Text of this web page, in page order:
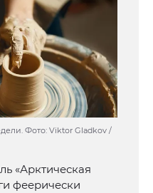
Фото: Viktor Gladkov /
«Арктическая
феерически